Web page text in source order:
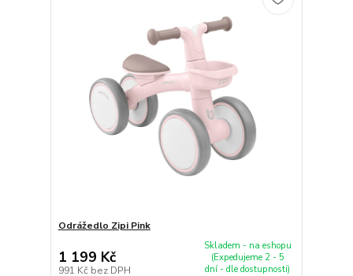
Odrážedlo Zipi Pink
1 199 Kč
991 Kč bez DPH
Skladem - na eshopu
(Expedujeme 2 - 5
dní - dle dostupnosti)